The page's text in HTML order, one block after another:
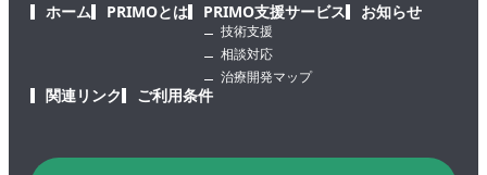
ホーム PRIMOとは PRIMO支援サービス
技術支援
相談対応
治療開発マップ
お知らせ
関連リンク ご利用条件